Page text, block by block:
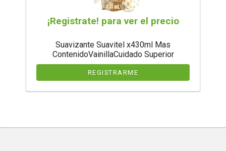
¡Registrate! para ver el precio
Suavizante Suavitel x430ml Mas
ContenidoVainillaCuidado Superior
REGISTRARME